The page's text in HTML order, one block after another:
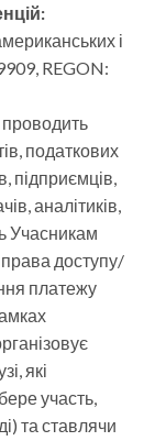
і
REGON:
проводить
податкових
підприємців,
аналітиків,
Учасникам
доступу/
платежу
які
участь,
та ставлячи